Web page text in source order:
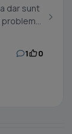
dar sunt
problem
1 0